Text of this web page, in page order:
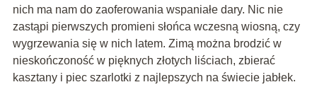
nich ma nam do zaoferowania wspaniałe dary. Nic nie
zastąpi pierwszych promieni słońca wczesną wiosną, czy
wygrzewania się w nich latem. Zimą można brodzić w
nieskończoność w pięknych złotych liściach, zbierać
kasztany i piec szarlotki z najlepszych na świecie jabłek.